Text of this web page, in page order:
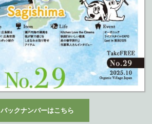
バックナンバーはこちら